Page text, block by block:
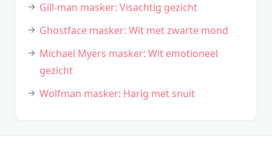
Gill-man masker: Visachtig gezicht
Ghostface masker: Wit met zwarte mond
Michael Myers masker: Wit emotioneel
gezicht
Wolfman masker: Harig met snuit